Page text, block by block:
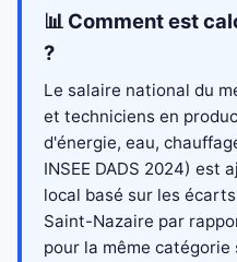
📊 Comment est
?
Le salaire national du
et techniciens en
d'énergie, eau,
INSEE DADS 2024) est
local basé sur les
Saint-Nazaire par
pour la même